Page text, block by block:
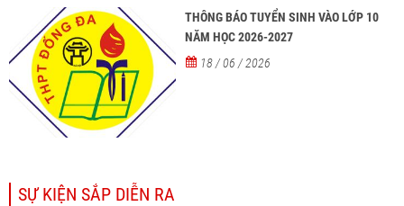
THÔNG BÁO TUYỂN SINH VÀO LỚP 10
NĂM HỌC 2026-2027
18 / 06 / 2026
SỰ KIỆN SẮP DIỄN RA